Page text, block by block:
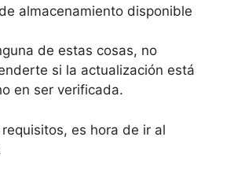
almacenamiento disponible
de estas cosas, no
si la actualización está
en ser verificada.
es hora de ir al